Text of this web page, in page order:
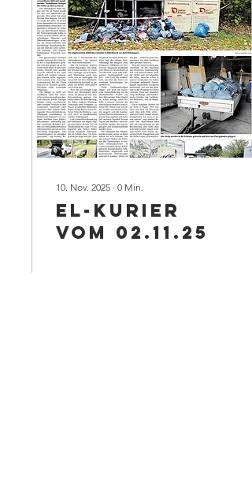
10. Nov. 2025 ∙ 0 Min.
EL-Kurier
vom 02.11.25